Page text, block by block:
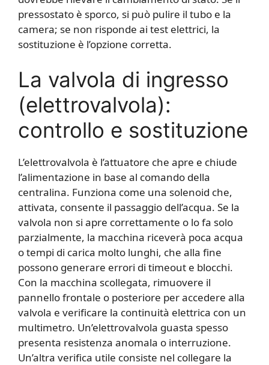
pressostato è sporco, si può pulire il tubo e la
camera; se non risponde ai test elettrici, la
sostituzione è l’opzione corretta.
La valvola di ingresso
(elettrovalvola):
controllo e sostituzione
L’elettrovalvola è l’attuatore che apre e chiude
l’alimentazione in base al comando della
centralina. Funziona come una solenoid che,
attivata, consente il passaggio dell’acqua. Se la
valvola non si apre correttamente o lo fa solo
parzialmente, la macchina riceverà poca acqua
o tempi di carica molto lunghi, che alla fine
possono generare errori di timeout e blocchi.
Con la macchina scollegata, rimuovere il
pannello frontale o posteriore per accedere alla
valvola e verificare la continuità elettrica con un
multimetro. Un’elettrovalvola guasta spesso
presenta resistenza anomala o interruzione.
Un’altra verifica utile consiste nel collegare la